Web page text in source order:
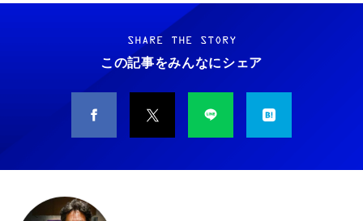
Grithope イヤホン タイプC【2026新モデル
耐久性】 有線イヤホン マイク付き HiFi音質
ノイズ低減 重低音 遅延なし
￥949
タイプc 寝ホンイヤホン 寝ホン type-c 有線
睡眠用イヤホン 【音質強化バージョン
￥2,199
霊界コミュニケーションロボット BAKETAN
WARASHI ばけたん ワラシ 改 KAI
￥5,400
M10SR AIペット（コミュニケーションロボッ
ト）
SHARE THE STORY
この記事をみんなにシェア